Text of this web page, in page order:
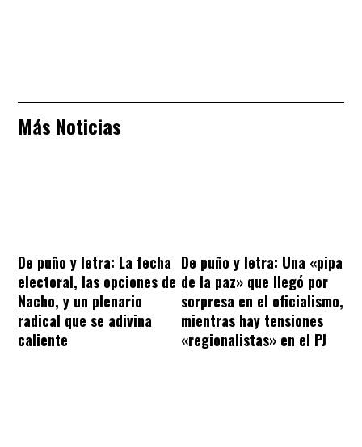
Más Noticias
De puño y letra: La fecha
electoral, las opciones de
Nacho, y un plenario
radical que se adivina
caliente
De puño y letra: Una «pipa
de la paz» que llegó por
sorpresa en el oficialismo,
mientras hay tensiones
«regionalistas» en el PJ